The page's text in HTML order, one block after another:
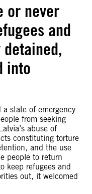
or never
and
into
state of emergency
from seeking
abuse of
constituting torture
and the use
people to return
keep refugees and
out, it welcomed